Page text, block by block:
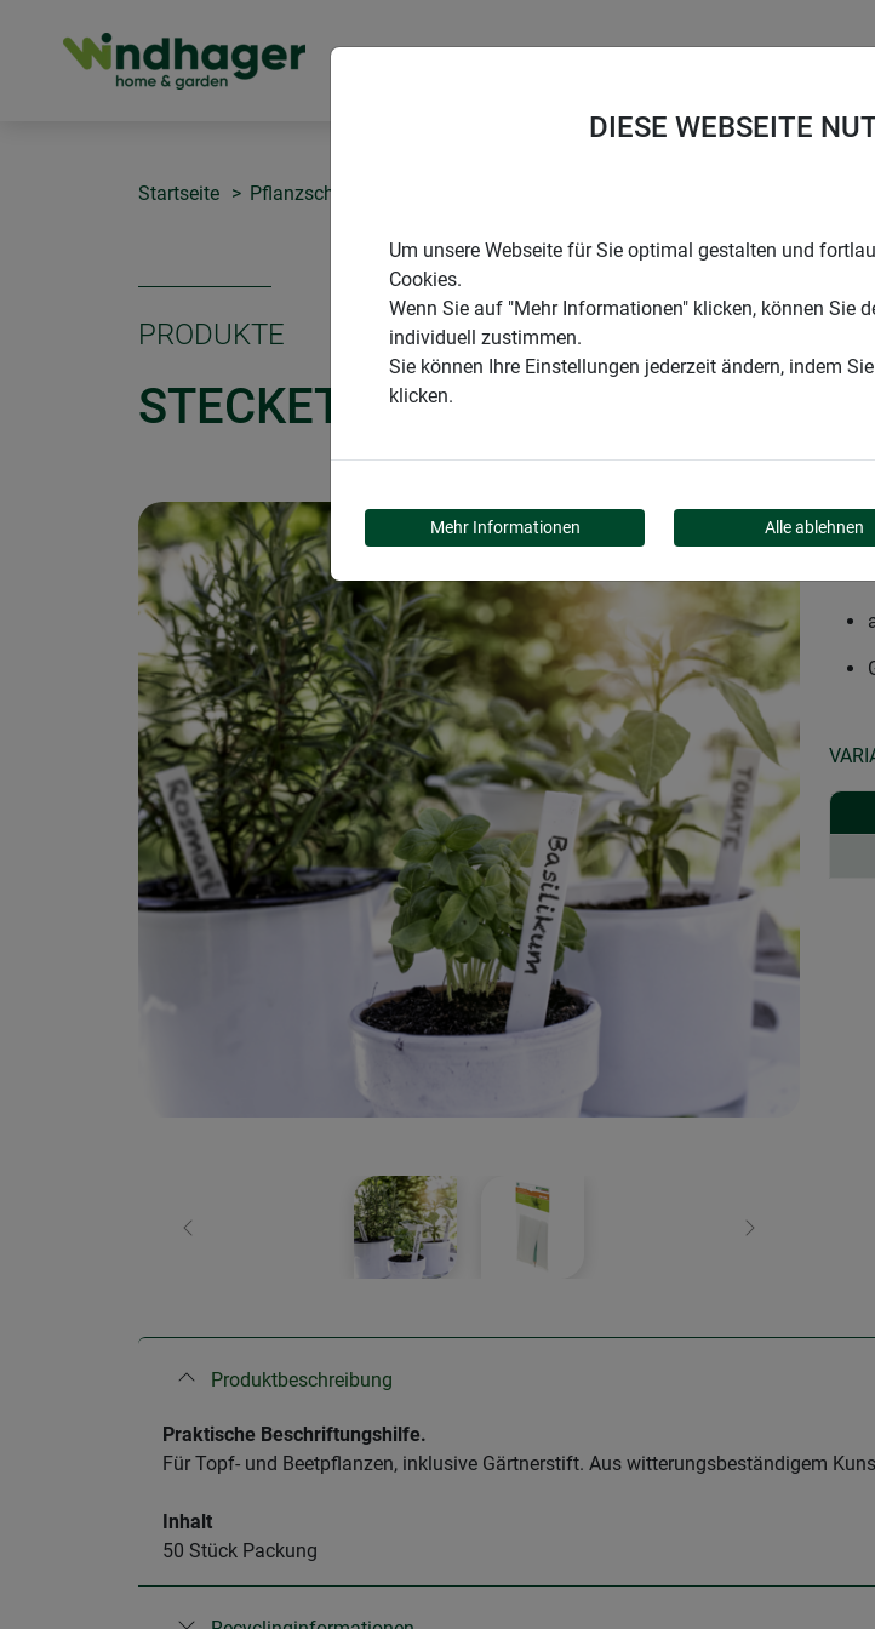
Startseite Pflanzschilder & Etiketten
PRODUKTE
STECKETIKETTEN KUNSTSTOFF
Zurück Weiter
Produktbeschreibung
Praktische Beschriftungshilfe.
Für Topf- und Beetpflanzen, inklusive Gärtnerstift. Aus witterungsbeständigem
Inhalt
50 Stück Packung
DIESE WEBSEITE
Um unsere Webseite für Sie optimal gestalten und
Cookies.
Wenn Sie auf "Mehr Informationen" klicken, können Sie
individuell zustimmen.
Sie können Ihre Einstellungen jederzeit ändern, indem
klicken.
Mehr Informationen Alle ablehnen